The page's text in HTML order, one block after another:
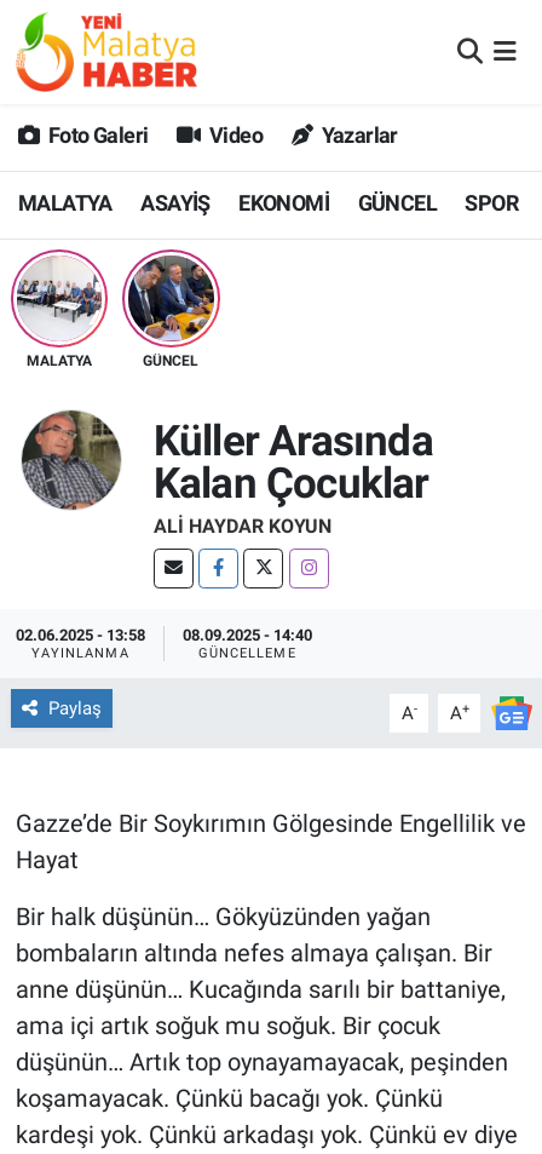
Foto Galeri Video Yazarlar
MALATYA ASAYİŞ EKONOMİ GÜNCEL SPOR
MALATYA GÜNCEL
Küller Arasında
Kalan Çocuklar
ALI HAYDAR KOYUN
02.06.2025 - 13:58
YAYINLANMA
08.09.2025 - 14:40
GÜNCELLEME
Paylaş A- A+
Gazze’de Bir Soykırımın Gölgesinde Engellilik ve
Hayat
Bir halk düşünün… Gökyüzünden yağan
bombaların altında nefes almaya çalışan. Bir
anne düşünün… Kucağında sarılı bir battaniye,
ama içi artık soğuk mu soğuk. Bir çocuk
düşünün… Artık top oynayamayacak, peşinden
koşamayacak. Çünkü bacağı yok. Çünkü
kardeşi yok. Çünkü arkadaşı yok. Çünkü ev diye
MALATYA
GÜNCEL
SPOR
SAĞLIK
EKONOMİ
Malatya Nöbetçi Eczaneler
MALATYA Namaz Vakitleri
Malatya Trafik Yoğunluk Haritası
Süper Lig Puan Durumu ve Fikstür
Son Dakika Haberleri
Haber Arşivi